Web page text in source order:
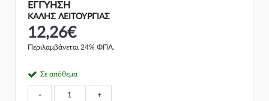
ΕΓΓΎΗΣΗ
ΚΑΛΗΣ ΛΕΙΤΟΥΡΓΙΑΣ
12,26€
Περιλαμβάνεται 24% ΦΠΑ.
Σε απόθεμα
- +